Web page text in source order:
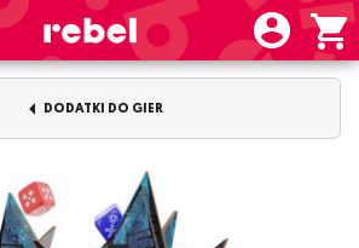
DODATKI DO GIER